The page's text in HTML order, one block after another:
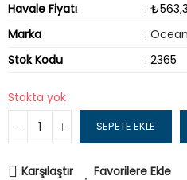
Havale Fiyatı
:
Marka
: Ocean
Stok Kodu
: 2365
Stokta yok
SEPETE EKLE
Karşılaştır Favorilere Ekle